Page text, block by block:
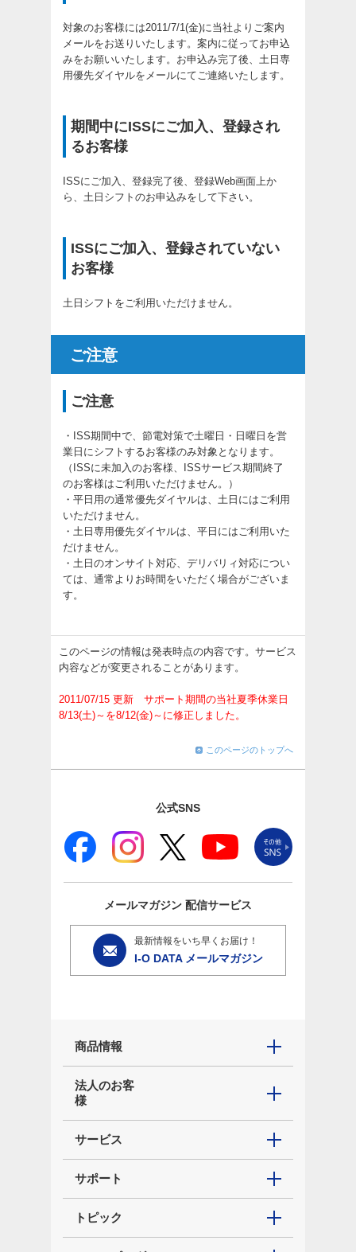
対象のお客様には2011/7/1(金)に当社よりご案内
メールをお送りいたします。案内に従ってお申込
みをお願いいたします。お申込み完了後、土日専
用優先ダイヤルをメールにてご連絡いたします。
期間中にISSにご加入、登録され
るお客様
ISSにご加入、登録完了後、登録Web画面上か
ら、土日シフトのお申込みをして下さい。
ISSにご加入、登録されていない
お客様
土日シフトをご利用いただけません。
ご注意
ご注意
・ISS期間中で、節電対策で土曜日・日曜日を営
業日にシフトするお客様のみ対象となります。
（ISSに未加入のお客様、ISSサービス期間終了
のお客様はご利用いただけません。）
・平日用の通常優先ダイヤルは、土日にはご利用
いただけません。
・土日専用優先ダイヤルは、平日にはご利用いた
だけません。
・土日のオンサイト対応、デリバリィ対応につい
ては、通常よりお時間をいただく場合がございま
す。
このページの情報は発表時点の内容です。サービス
内容などが変更されることがあります。
2011/07/15 更新 サポート期間の当社夏季休業日
8/13(土)～を8/12(金)～に修正しました。
このページのトップへ
公式SNS
メールマガジン 配信サービス
最新情報をいち早くお届け！
I-O DATA メールマガジン
商品情報
法人のお客
様
サービス
サポート
トピック